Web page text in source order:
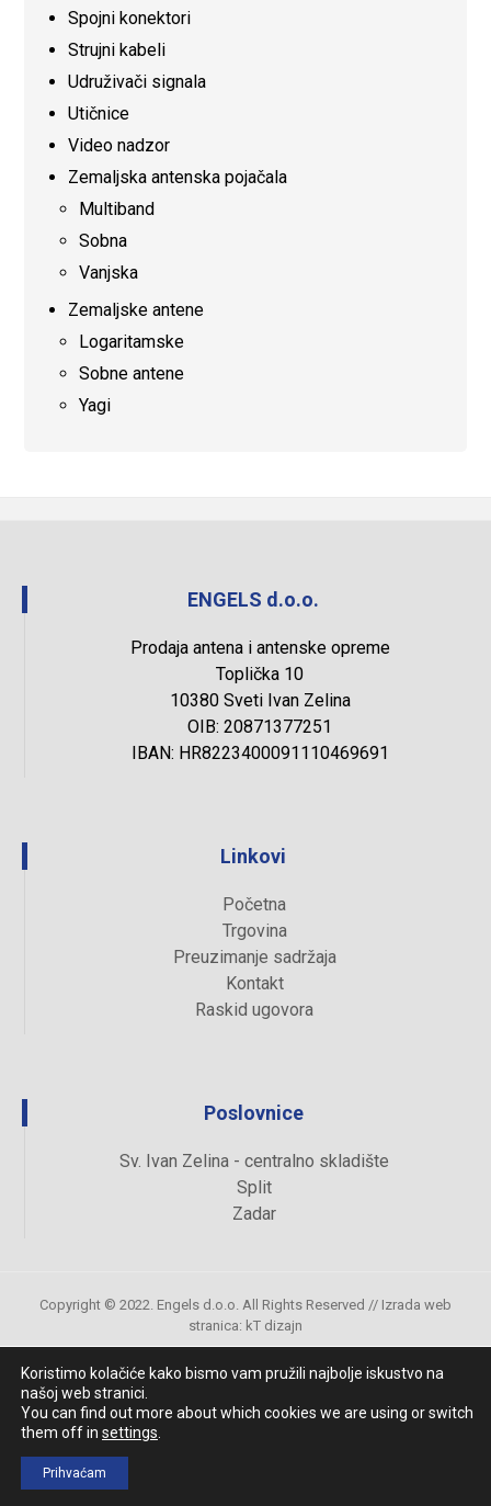
Spojni konektori
Strujni kabeli
Udruživači signala
Utičnice
Video nadzor
Zemaljska antenska pojačala
Multiband
Sobna
Vanjska
Zemaljske antene
Logaritamske
Sobne antene
Yagi
ENGELS d.o.o.
Prodaja antena i antenske opreme
Toplička 10
10380 Sveti Ivan Zelina
OIB: 20871377251
IBAN: HR8223400091110469691
Linkovi
Početna
Trgovina
Preuzimanje sadržaja
Kontakt
Raskid ugovora
Poslovnice
Sv. Ivan Zelina - centralno skladište
Split
Zadar
Copyright © 2022. Engels d.o.o. All Rights Reserved // Izrada web
stranica: kT dizajn
Koristimo kolačiće kako bismo vam pružili najbolje iskustvo na
našoj web stranici.
You can find out more about which cookies we are using or switch
them off in settings
Prihvaćam